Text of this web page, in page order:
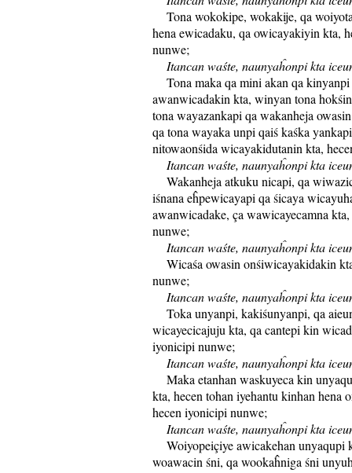
Tona wokokipe, wokakije, qa
hena ewicadaku, qa owicayakiyin kta,
nunwe;
Itancan waśte, naunyaĥonpi kta
Tona maka qa mini akan qa
awanwicadakin kta, winyan tona
tona wayazankapi qa wakanheja
qa tona wayaka unpi qaiś kaśka
nitowaonśida wicayakidutanin kta,
Itancan waśte, naunyaĥonpi kta
Wakanheja atkuku nicapi, qa
iśnana eĥpewicayapi qa śicaya
awanwicadake, ça wawicayecamna
nunwe;
Itancan waśte, naunyaĥonpi kta
Wicaśa owasin onśiwicayakidakin
nunwe;
Itancan waśte, naunyaĥonpi kta
Toka unyanpi, kakiśunyanpi, qa
wicayecicajuju kta, qa cantepi kin
iyonicipi nunwe;
Itancan waśte, naunyaĥonpi kta
Maka etanhan waskuyeca kin
kta, hecen tohan iyehantu kinhan hena
hecen iyonicipi nunwe;
Itancan waśte, naunyaĥonpi kta
Woiyopeiçiye awicakehan unyaqupi
woawacin śni, qa wookaĥniga śni